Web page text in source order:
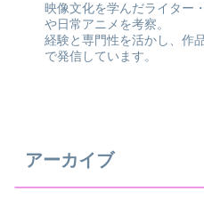
映像文化を学んだライター
や日常アニメを考察。
経験と専門性を活かし、作
で発信しています。
アーカイブ